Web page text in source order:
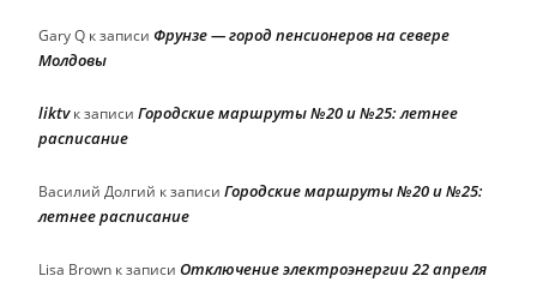
Gary Q к записи Фрунзе — город пенсионеров на севере
Молдовы
liktvк записи Городские маршруты №20 и №25: летнее
расписание
Василий Долгий к записи Городские маршруты №20 и №25:
летнее расписание
Lisa Brown к записи Отключение электроэнергии 22 апреля